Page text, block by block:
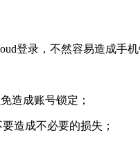
登录，不然容易造成手机
造成账号锁定；
造成不必要的损失；